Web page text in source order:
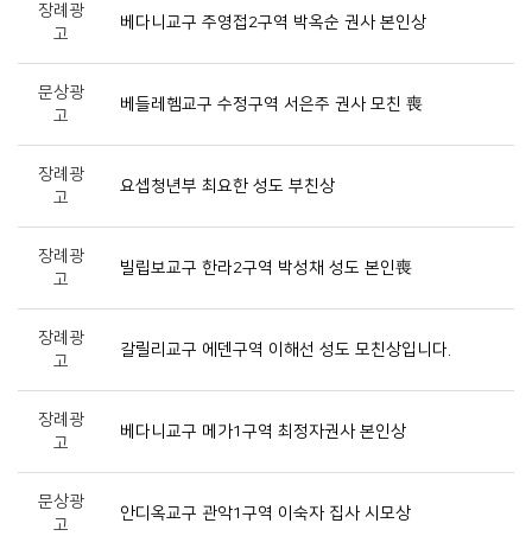
장례광
고
베다니교구 주영접2구역 박옥순 권사 본인상
문상광
고
베들레헴교구 수정구역 서은주 권사 모친 喪
장례광
고
요셉청년부 최요한 성도 부친상
장례광
고
빌립보교구 한라2구역 박성채 성도 본인喪
장례광
고
갈릴리교구 에덴구역 이해선 성도 모친상입니다.
장례광
고
베다니교구 메가1구역 최정자권사 본인상
문상광
고
안디옥교구 관악1구역 이숙자 집사 시모상